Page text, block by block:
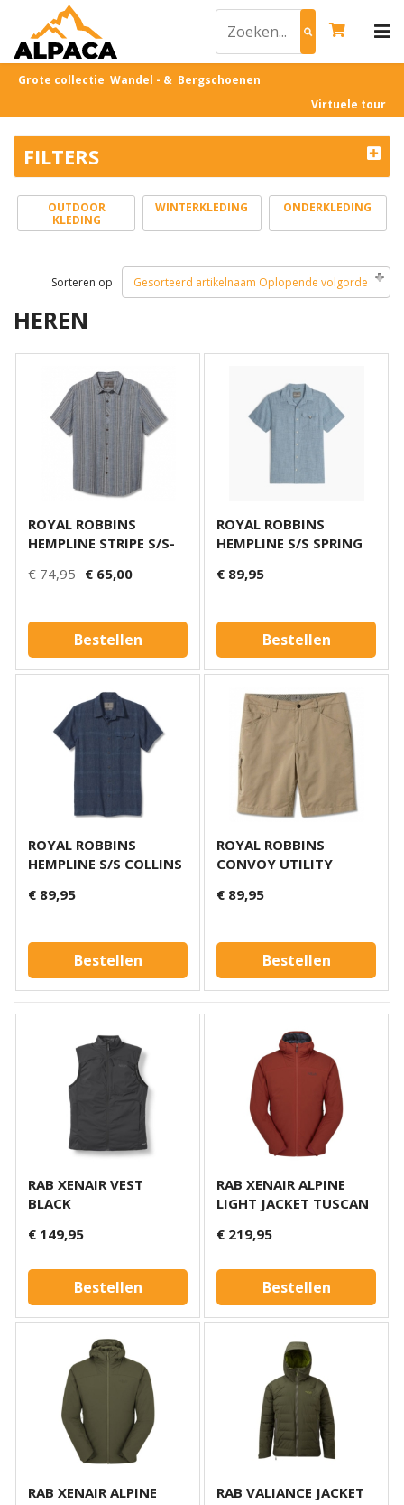
Grote collectie Wandel - & Bergschoenen
Virtuele tour
FILTERS
OUTDOOR
KLEDING
WINTERKLEDING ONDERKLEDING
Sorteren op Gesorteerd artikelnaam Oplopende volgorde
HEREN
ROYAL ROBBINS
HEMPLINE STRIPE S/S-
€ 74,95 € 65,00
Bestellen
ROYAL ROBBINS
HEMPLINE S/S SPRING
€ 89,95
Bestellen
ROYAL ROBBINS
HEMPLINE S/S COLLINS
€ 89,95
Bestellen
ROYAL ROBBINS
CONVOY UTILITY
€ 89,95
Bestellen
RAB XENAIR VEST
BLACK
€ 149,95
Bestellen
RAB XENAIR ALPINE
LIGHT JACKET TUSCAN
€ 219,95
Bestellen
RAB XENAIR ALPINE
RAB VALIANCE JACKET